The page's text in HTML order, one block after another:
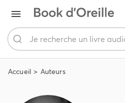
Accueil Auteurs